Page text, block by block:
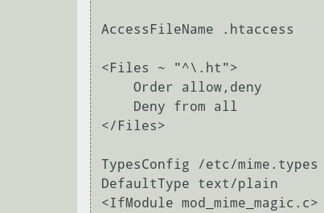
AccessFileName .htaccess
<Files ~ "^\.ht">
</Files>
TypesConfig /etc/mime.types
DefaultType text/plain
<IfModule mod_mime_magic.c>